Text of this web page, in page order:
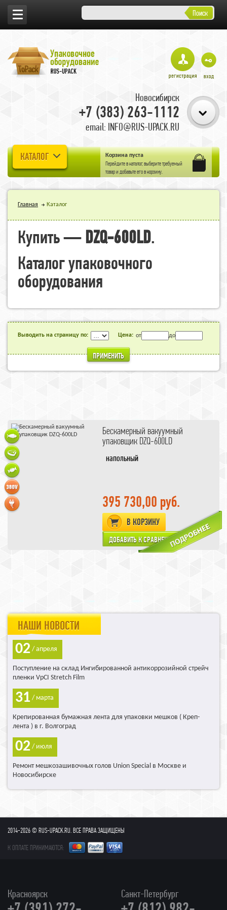
Поиск
Новосибирск
+7 (383) 263-1112
email: INFO@RUS-UPACK.RU
КАТАЛОГ Корзина пуста
Перейдите вкаталог, выберите требуемый
товар и добавьте его в корзину.
Главная Каталог
Купить —DZQ-600LD.
Каталог упаковочного
оборудования
Выводить на страницу по: Цена: от до
ПРИМЕНИТЬ
Бескамерный вакуумный
упаковщик DZQ-600LD
напольный
395 730,00 руб.
В КОРЗИНУ
НАШИ НОВОСТИ
02 / апреля
Поступление на склад Ингибированной антикоррозийной стрейч
пленки VpCI Stretch Film
31 / марта
Крепированная бумажная лента для упаковки мешков ( Креп-
лента ) в г. Волгоград
02 / июля
Ремонт мешкозашивочных голов Union Special в Москве и
Новосибирске
2014-2026 © RUS-UPACK.RU. ВСЕ ПРАВА ЗАЩИЩЕНЫ
К ОПЛАТЕ ПРИНИМАЮТСЯ:
Красноярск Санкт-Петербург